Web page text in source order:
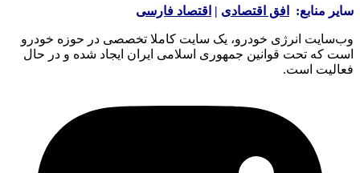
سایر منابع: افق اقتصادی | اقتصاد فارسی
وب‌سایت انرژی خودرو، یک سایت کاملا تخصصی در حوزه خودرو
است که تحت قوانین جمهوری اسلامی ایران ایجاد شده و در حال
فعالیت است.